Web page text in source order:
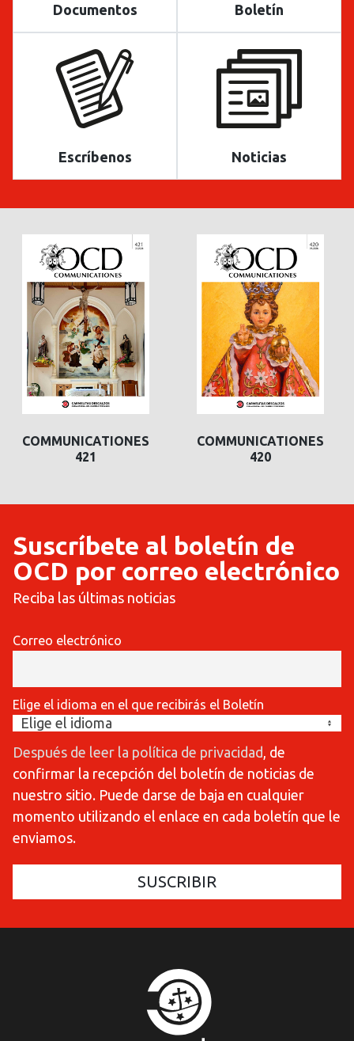
Documentos Boletín
Escríbenos Noticias
COMMUNICATIONES
421
COMMUNICATIONES
420
Suscríbete al boletín de
OCD por correo electrónico
Reciba las últimas noticias
Correo electrónico
Elige el idioma en el que recibirás el Boletín
Después de leer la política de privacidad , de
confirmar la recepción del boletín de noticias de
nuestro sitio. Puede darse de baja en cualquier
momento utilizando el enlace en cada boletín que le
enviamos.